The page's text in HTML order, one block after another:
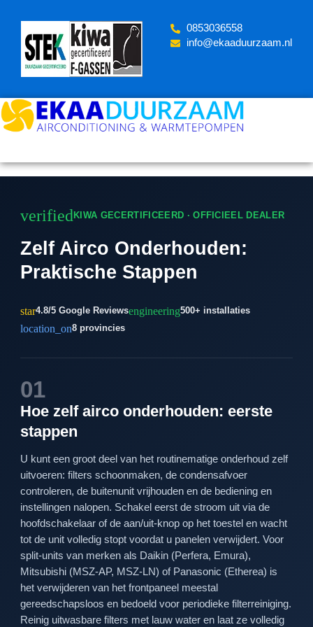
content
‪0853036558
info@ekaaduurzaam.nl
verified KIWA GECERTIFICEERD · OFFICIEEL DEALER
Zelf Airco Onderhouden:
Praktische Stappen
star4.8/5 Google Reviewsengineering500+ installaties
location_on8 provincies
01
Hoe zelf airco onderhouden: eerste
stappen
U kunt een groot deel van het routinematige onderhoud zelf
uitvoeren: filters schoonmaken, de condensafvoer
controleren, de buitenunit vrijhouden en de bediening en
instellingen nalopen. Schakel eerst de stroom uit via de
hoofdschakelaar of de aan/uit-knop op het toestel en wacht
tot de unit volledig stopt voordat u panelen verwijdert. Voor
split-units van merken als Daikin (Perfera, Emura),
Mitsubishi (MSZ-AP, MSZ-LN) of Panasonic (Etherea) is
het verwijderen van het frontpaneel meestal
gereedschapsloos en bedoeld voor periodieke filterreiniging.
Reinig uitwasbare filters met lauw water en laat ze volledig